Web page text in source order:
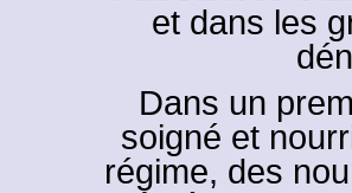
et dans les
Dans un
soigné et
régime, des